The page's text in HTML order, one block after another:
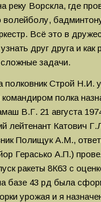
реку Ворскла, где
волейболу,
Всё это в
друг друга и как
задачи.
полковник Строй Н.И.
полка
В.Г. 21 августа
лейтенант Катович
Полищук А.М.,
Герасько А.П.)
ракеты 8К63 с
базе 43 рд была
урожая и я